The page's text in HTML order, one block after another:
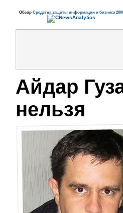
Обзор Средства защиты информации и бизнеса
Айдар
нельзя